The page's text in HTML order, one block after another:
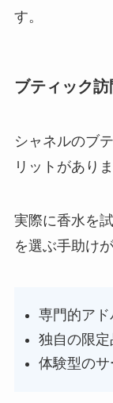
す。
ブティック訪
シャネルのブ
リットがありま
実際に香水を
を選ぶ手助け
専門的ア
独自の限
体験型の